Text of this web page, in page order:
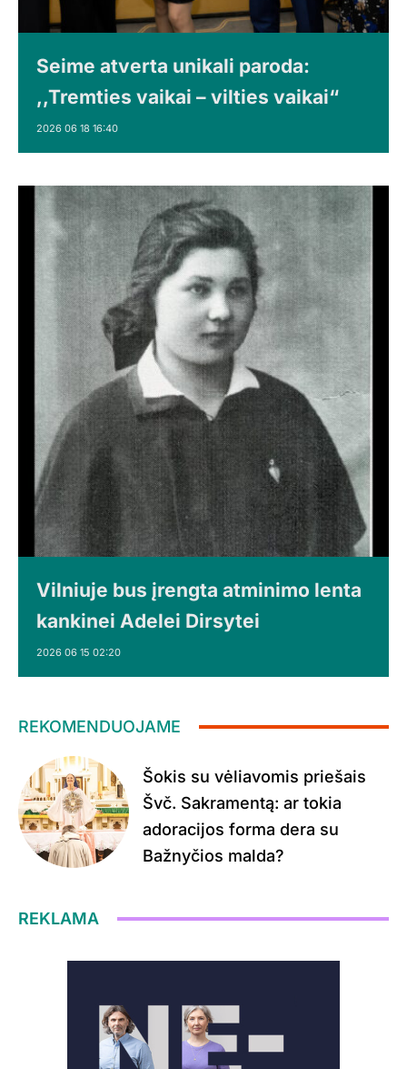
Seime atverta unikali paroda:
,,Tremties vaikai – vilties vaikai“
2026 06 18 16:40
Vilniuje bus įrengta atminimo lenta
kankinei Adelei Dirsytei
2026 06 15 02:20
REKOMENDUOJAME
Šokis su vėliavomis priešais
Švč. Sakramentą: ar tokia
adoracijos forma dera su
Bažnyčios malda?
REKLAMA